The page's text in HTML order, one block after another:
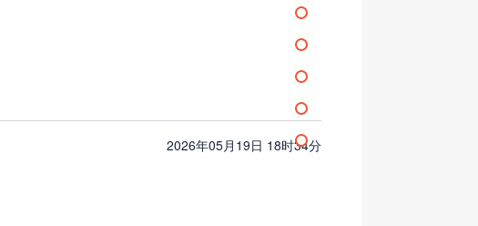
2026年05月19日 18时34分